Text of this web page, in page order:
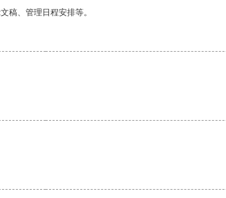
稿、管理日程安排等。